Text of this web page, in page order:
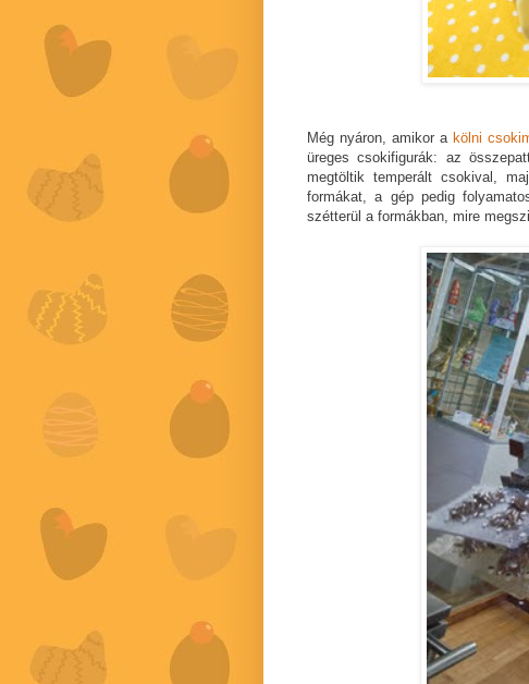
Még nyáron, amikor a kölni
üreges csokifigurák: az
megtöltik temperált csokival,
formákat, a gép pedig
szétterül a formákban, mire